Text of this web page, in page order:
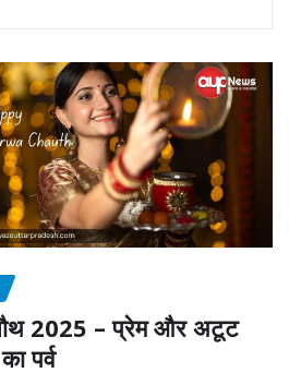
2025 – प्रेम और अटूट
पर्व